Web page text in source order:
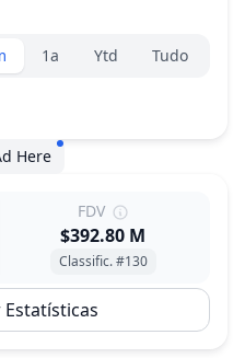
1a Ytd Tudo
Here
FDV
$392.80 M
Classific. #130